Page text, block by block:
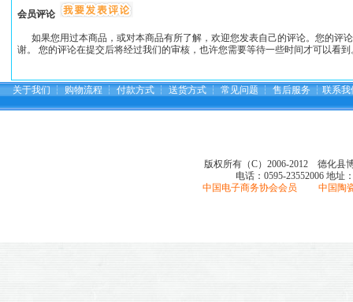
会员评论
如果您用过本商品，或对本商品有所了解，欢迎您发表自己的评论。您的评
谢。 您的评论在提交后将经过我们的审核，也许您需要等待一些时间才可以看
关于我们 ┆ 购物流程 ┆ 付款方式 ┆ 送货方式 ┆ 常见问题 ┆ 售后服务 ┆ 联系我
版权所有（C）2006-2012 德化县
电话：0595-23552006 地址
中国电子商务协会会员 中国陶